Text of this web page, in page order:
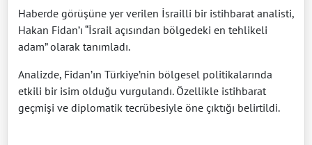
Haberde görüşüne yer verilen İsrailli bir istihbarat analisti,
Hakan Fidan’ı “İsrail açısından bölgedeki en tehlikeli
adam” olarak tanımladı.
Analizde, Fidan’ın Türkiye’nin bölgesel politikalarında
etkili bir isim olduğu vurgulandı. Özellikle istihbarat
geçmişi ve diplomatik tecrübesiyle öne çıktığı belirtildi.